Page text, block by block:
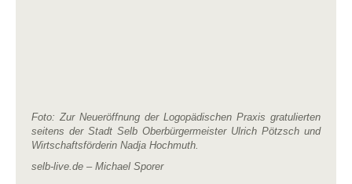
Foto: Zur Neueröffnung der Logopädischen Praxis gratulierten
seitens der Stadt Selb Oberbürgermeister Ulrich Pötzsch und
Wirtschaftsförderin Nadja Hochmuth.
selb-live.de – Michael Sporer